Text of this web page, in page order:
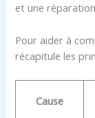
et une
Pour aider à
récapitule les
Cause